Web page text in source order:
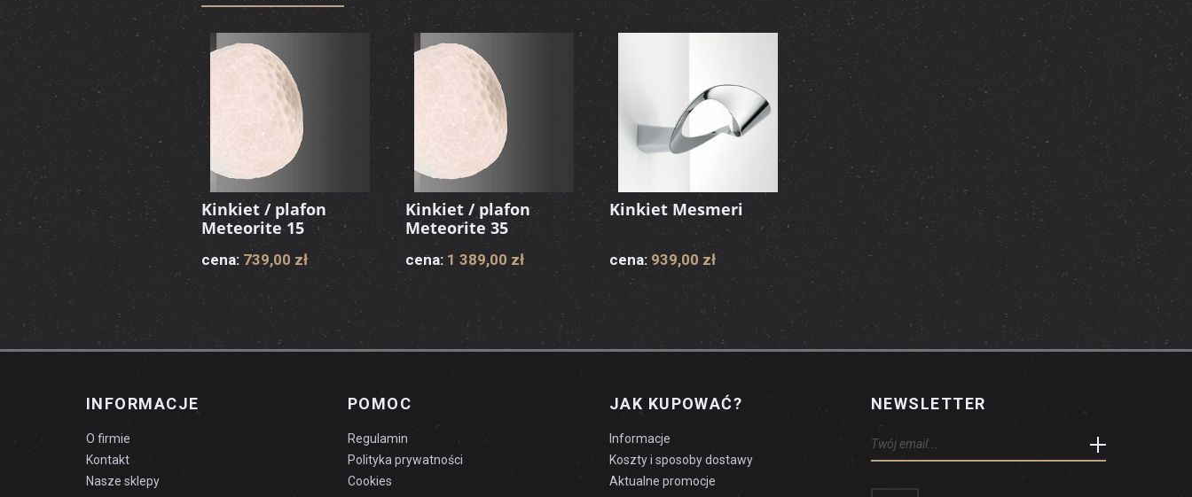
Kinkiet / plafon
Meteorite 15
cena: 739,00 zł
Kinkiet / plafon
Meteorite 35
cena: 1 389,00 zł
Kinkiet Mesmeri
cena: 939,00 zł
NEWSLETTER
INFORMACJE
O firmie
Kontakt
Nasze sklepy
POMOC
Regulamin
Polityka prywatności
Cookies
JAK KUPOWAĆ?
Informacje
Koszty i sposoby dostawy
Aktualne promocje